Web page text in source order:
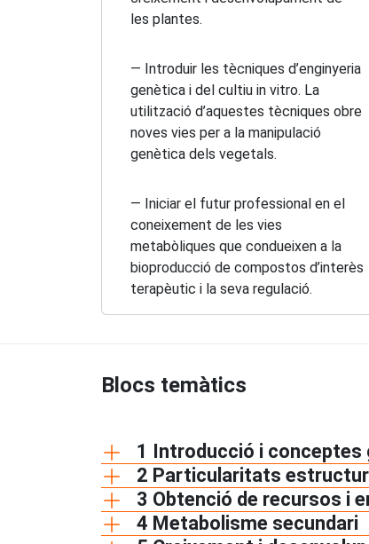
les plantes.
— Introduir les tècniques d’enginyeria
genètica i del cultiu in vitro. La
utilització d’aquestes tècniques obre
noves vies per a la manipulació
genètica dels vegetals.
— Iniciar el futur professional en el
coneixement de les vies
metabòliques que condueixen a la
bioproducció de compostos d’interès
terapèutic i la seva regulació.
Blocs temàtics
1 Introducció i conceptes
2 Particularitats
3 Obtenció de recursos i
4 Metabolisme secundari